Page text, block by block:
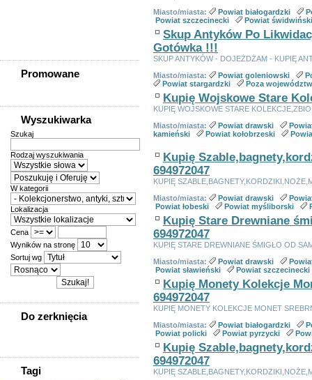
Promowane
Wyszukiwarka
Szukaj
Rodzaj wyszukiwania
W kategorii
Lokalizacja
Cena
Wyników na stronę
Sortuj wg
Do zerknięcia
Tagi
Miasto/miasta:
Powiat białogardzki
Powiat szczecinecki
Powiat świdwiński
Skup Antyków Po
Gotówka !!!
SKUP ANTYKÓW - DOJEŻDŻAM - KUPIĘ
Miasto/miasta:
Powiat goleniowski
Powiat stargardzki
Poza
Kupię Wojskowe Stare
KUPIĘ WOJSKOWE STARE
Miasto/miasta:
Powiat drawski
kamieński
Powiat kołobrzeski
Kupię
694972047
KUPIĘ
Miasto/miasta:
Powiat drawski
Powiat łobeski
Powiat myśliborski
Kupię Stare Drewniane
694972047
KUPIĘ STARE DREWNIANE ŚMIGŁO OD
Miasto/miasta:
Powiat drawski
Powiat sławieński
Powiat szczecinecki
Kupię Monety Kolekcje
694972047
KUPIĘ MONETY KOLEKCJE MONET
Miasto/miasta:
Powiat białogardzki
Powiat policki
Powiat pyrzycki
Kupię
694972047
KUPIĘ